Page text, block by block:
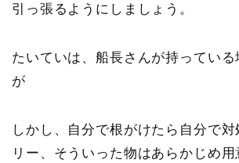
引っ張るようにしましょう 。
たいていは、船長さんが持ってい
が
しかし、自分で根がけたら自分で対
リー、そういった物はあらかじめ